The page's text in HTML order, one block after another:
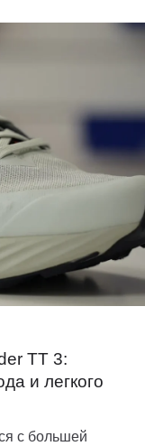
TT 3:
и легкого
с большей